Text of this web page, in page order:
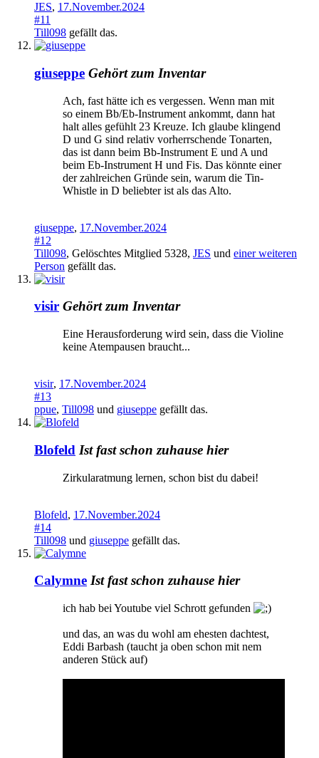
JES, 17.November.2024
#11
Till098 gefällt das.
giuseppe Gehört zum Inventar
Ach, fast hätte ich es vergessen. Wenn man mit
so einem Bb/Eb-Instrument ankommt, dann hat
halt alles gefühlt 23 Kreuze. Ich glaube klingend
D und G sind relativ vorherrschende Tonarten,
das ist dann beim Bb-Instrument E und A und
beim Eb-Instrument H und Fis. Das könnte einer
der zahlreichen Gründe sein, warum die Tin-
Whistle in D beliebter ist als das Alto.
giuseppe, 17.November.2024
#12
Till098, Gelöschtes Mitglied 5328, JES und einer weiteren
Person gefällt das.
visir Gehört zum Inventar
Eine Herausforderung wird sein, dass die Violine
keine Atempausen braucht...
visir, 17.November.2024
#13
ppue, Till098 und giuseppe gefällt das.
Blofeld Ist fast schon zuhause hier
Zirkularatmung lernen, schon bist du dabei!
Blofeld, 17.November.2024
#14
Till098 und giuseppe gefällt das.
Calymne Ist fast schon zuhause hier
ich hab bei Youtube viel Schrott gefunden
und das, an was du wohl am ehesten dachtest,
Eddi Barbash (taucht ja oben schon mit nem
anderen Stück auf)